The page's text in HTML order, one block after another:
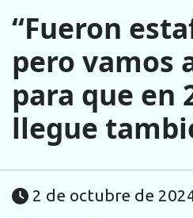
“Fueron
pero vamos
para que en
llegue
2 de octubre de